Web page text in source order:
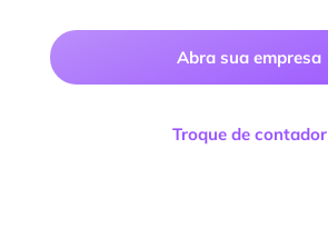
Abra sua empresa
Troque de contador